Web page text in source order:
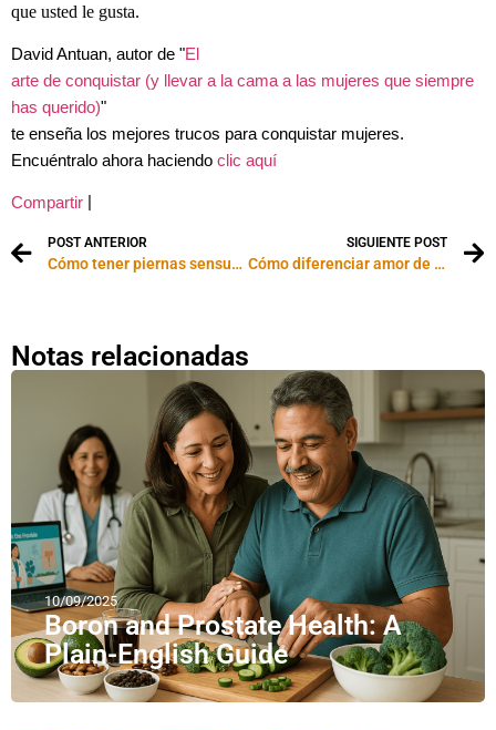
que usted le gusta.
David Antuan, autor de "El
arte de conquistar (y llevar a la cama a las mujeres que siempre
has querido)"
te enseña los mejores trucos para conquistar mujeres.
Encuéntralo ahora haciendo clic aquí
Compartir
POST ANTERIOR
Cómo tener piernas sensuales
SIGUIENTE POST
Cómo diferenciar amor de obsesión
Notas relacionadas
10/09/2025
Boron and Prostate Health: A
Plain-English Guide